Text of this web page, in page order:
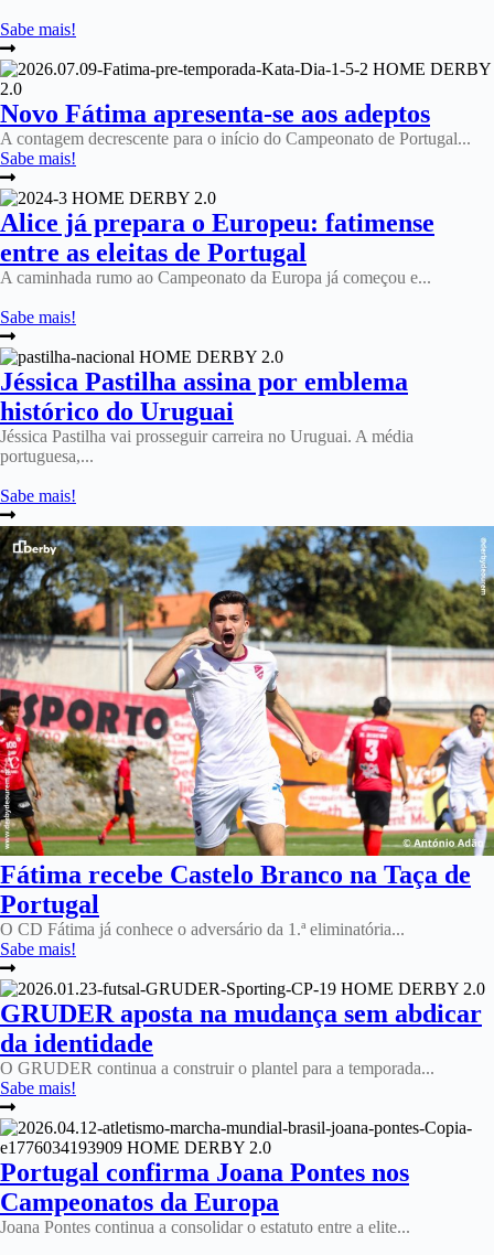
Sabe mais!
Novo Fátima apresenta-se aos adeptos
A contagem decrescente para o início do Campeonato de Portugal...
Sabe mais!
Alice já prepara o Europeu: fatimense
entre as eleitas de Portugal
A caminhada rumo ao Campeonato da Europa já começou e...
Sabe mais!
Jéssica Pastilha assina por emblema
histórico do Uruguai
Jéssica Pastilha vai prosseguir carreira no Uruguai. A média
portuguesa,...
Sabe mais!
Fátima recebe Castelo Branco na Taça de
Portugal
O CD Fátima já conhece o adversário da 1.ª eliminatória...
Sabe mais!
GRUDER aposta na mudança sem abdicar
da identidade
O GRUDER continua a construir o plantel para a temporada...
Sabe mais!
Portugal confirma Joana Pontes nos
Campeonatos da Europa
Joana Pontes continua a consolidar o estatuto entre a elite...